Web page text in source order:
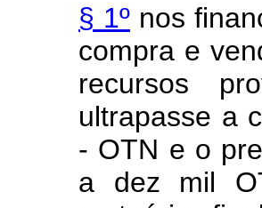
§ 1º nos
compra e
recursos
ultrapasse a
- OTN e o
a dez mil